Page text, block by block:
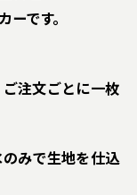
です。
注文ごとに一枚
みで生地を仕込